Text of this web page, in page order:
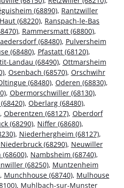
(68890), Rantzwiller
(68220), Ranspach-le-Bas
, Rammersmatt (68800),
(68480), Pulversheim
(68480), Pfastatt (68120),
Landau (68490), Ottmarsheim
, Osenbach (68570), Orschwihr
(68480), Oderen (68830),
, Obermorschwiller (68130),
, Oberlarg (68480),
, Oberentzen (68127), Oberdorf
(68290), Niffer (68680),
, Niederhergheim (68127),
Niederbruck (68290), Neuwiller
, Nambsheim (68740),
(68250), Muntzenheim
, Munchhouse (68740), Mulhouse
, Muhlbach-sur-Munster